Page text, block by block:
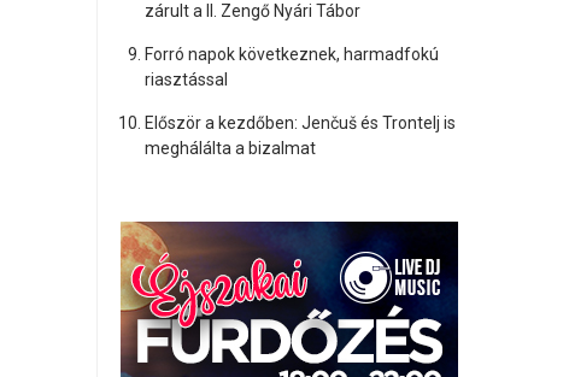
zárult a II. Zengő Nyári Tábor
Forró napok következnek, harmadfokú
riasztással
Először a kezdőben: Jenčuš és Trontelj is
meghálálta a bizalmat